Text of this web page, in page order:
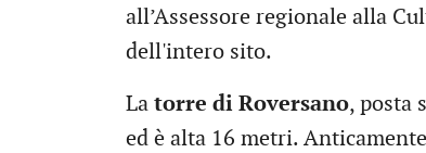
all’Assessore regionale alla
dell'intero sito.
La torre di Roversano, posta
ed è alta 16 metri.